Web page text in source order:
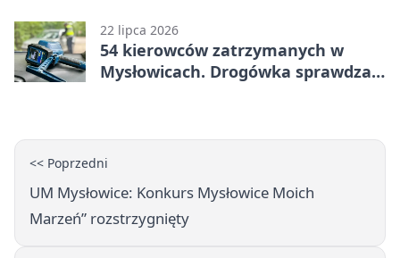
22 lipca 2026
54 kierowców zatrzymanych w
Mysłowicach. Drogówka sprawdzała
<< Poprzedni
UM Mysłowice: Konkurs Mysłowice Moich
Marzeń” rozstrzygnięty